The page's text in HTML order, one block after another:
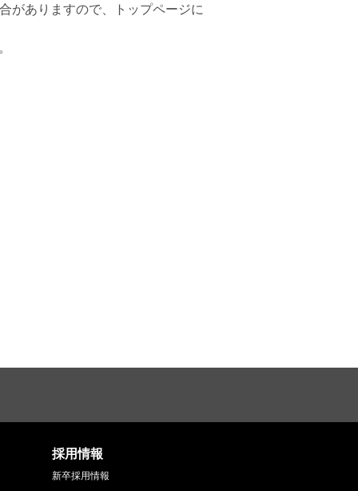
がありますので、トップページに
採用情報
新卒採用情報